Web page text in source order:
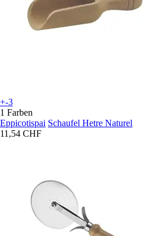
+-3
1 Farben
Eppicotispai Schaufel Hetre Naturel
11,54 CHF